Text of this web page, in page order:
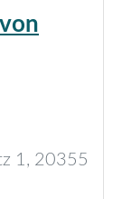
1 , 20355